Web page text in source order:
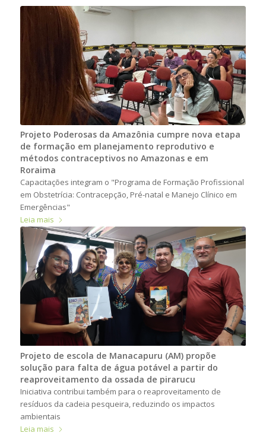
Projeto Poderosas da Amazônia cumpre nova etapa
de formação em planejamento reprodutivo e
métodos contraceptivos no Amazonas e em
Roraima
Capacitações integram o "Programa de Formação Profissional
em Obstetrícia: Contracepção, Pré-natal e Manejo Clínico em
Emergências"
Leia mais
Projeto de escola de Manacapuru (AM) propõe
solução para falta de água potável a partir do
reaproveitamento da ossada de pirarucu
Iniciativa contribui também para o reaproveitamento de
resíduos da cadeia pesqueira, reduzindo os impactos
ambientais
Leia mais